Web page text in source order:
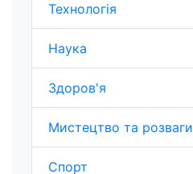
Технологія
Наука
Здоров'я
Мистецтво та розваги
Спорт